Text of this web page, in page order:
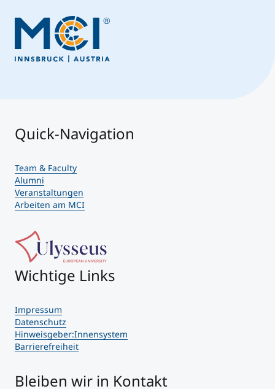
Quick-Navigation
Team & Faculty
Alumni
Veranstaltungen
Arbeiten am MCI
Wichtige Links
Impressum
Datenschutz
Hinweisgeber:Innensystem
Barrierefreiheit
Bleiben wir in Kontakt